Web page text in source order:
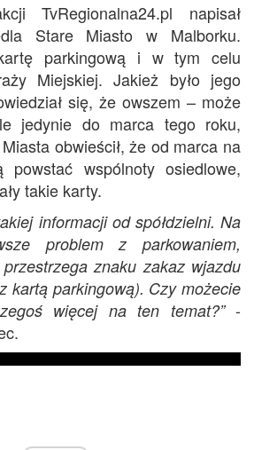
TvRegionalna24.pl napisał
Stare Miasto w Malborku.
parkingową i w tym celu
Miejskiej. Jakież było jego
się, że owszem – może
jedynie do marca tego roku,
obwieścił, że od marca na
wspólnoty osiedlowe,
takie karty.
informacji od spółdzielni. Na
problem z parkowaniem,
znaku zakaz wjazdu
kartą parkingową). Czy możecie
więcej na ten temat?”-